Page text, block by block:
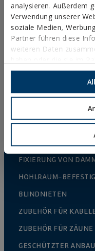
analysieren. Außerdem
Verwendung unserer
soziale Medien,
Partner führen diese
weiteren Daten
gesammelt haben.
PRODUKTE
BEFESTIGUNGEN
CHEMISCHE
FIXIERUNG VON
HOHLRAUM-
BLINDNIETEN
ZUBEHÖR FÜR
ZUBEHÖR FÜR ZÄUNE
GESCHÜTZTER ANBAU